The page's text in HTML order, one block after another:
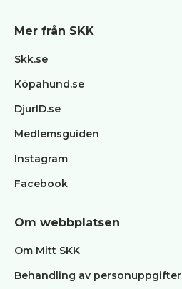
Mer från SKK
Skk.se
Köpahund.se
DjurID.se
Medlemsguiden
Instagram
Facebook
Om webbplatsen
Om Mitt SKK
Behandling av personuppgifter